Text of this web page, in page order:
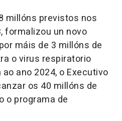
millóns previstos nos
formalizou un novo
máis de 3 millóns de
o virus respiratorio
ano 2024, o Executivo
os 40 millóns de
o programa de